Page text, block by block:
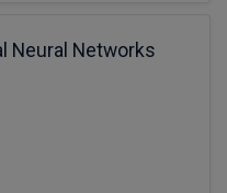
Neural Networks